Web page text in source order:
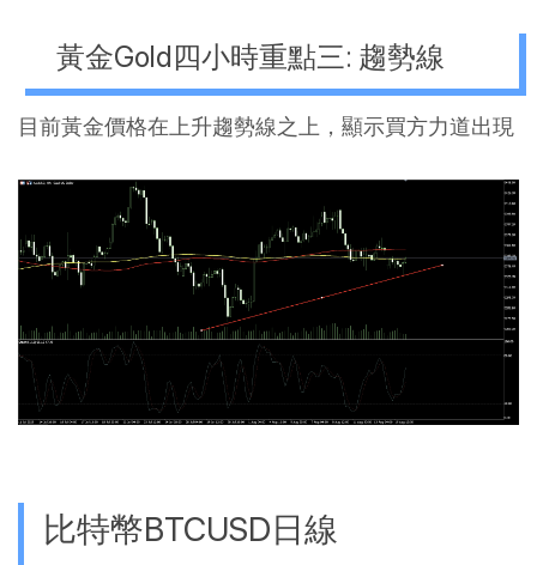
黃金Gold四小時重點三: 趨勢線
目前黃金價格在上升趨勢線之上，顯示買方力道出現
比特幣BTCUSD日線